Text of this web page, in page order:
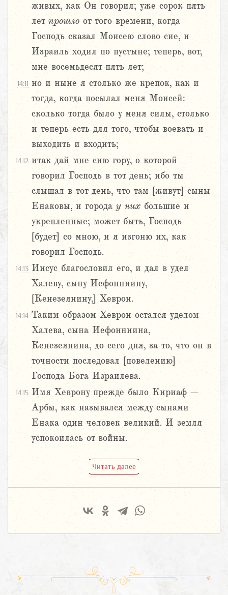
живых, как Он говорил; уже сорок пять
лет прошло от того времени, когда
Господь сказал Моисею слово сие, и
Израиль ходил по пустыне; теперь, вот,
мне восемьдесят пять лет;
14:11 но и ныне я столько же крепок, как и
тогда, когда посылал меня Моисей:
сколько тогда было у меня силы, столько
и теперь есть для того, чтобы воевать и
выходить и входить;
14:12 итак дай мне сию гору, о которой
говорил Господь в тот день; ибо ты
слышал в тот день, что там [живут] сыны
Енаковы, и города у них большие и
укрепленные; может быть, Господь
[будет] со мною, и я изгоню их, как
говорил Господь.
14:13 Иисус благословил его, и дал в удел
Халеву, сыну Иефонниину,
[Кенезеянину,] Хеврон.
14:14 Таким образом Хеврон остался уделом
Халева, сына Иефонниина,
Кенезеянина, до сего дня, за то, что он в
точности последовал [повелению]
Господа Бога Израилева.
14:15 Имя Хеврону прежде было Кириаф –
Арбы, как назывался между сынами
Енака один человек великий. И земля
успокоилась от войны.
Читать далее